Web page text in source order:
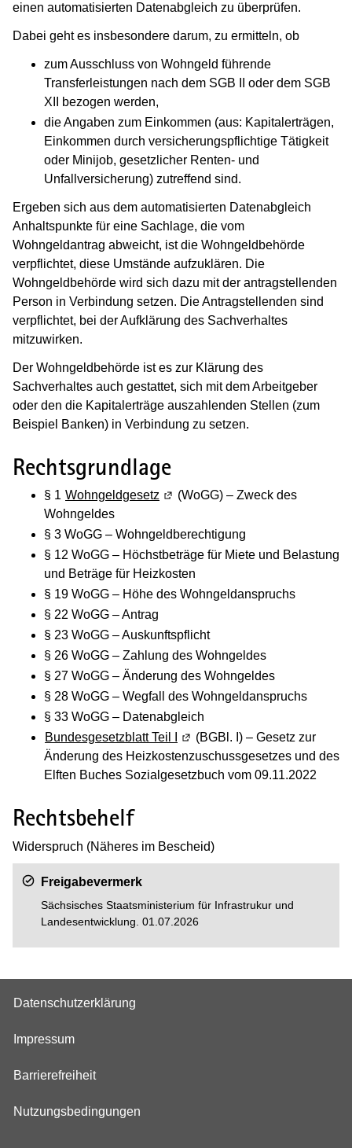
einen automatisierten Datenabgleich zu überprüfen.
Dabei geht es insbesondere darum, zu ermitteln, ob
zum Ausschluss von Wohngeld führende
Transferleistungen nach dem SGB II oder dem SGB
XII bezogen werden,
die Angaben zum Einkommen (aus: Kapitalerträgen,
Einkommen durch versicherungspflichtige Tätigkeit
oder Minijob, gesetzlicher Renten- und
Unfallversicherung) zutreffend sind.
Ergeben sich aus dem automatisierten Datenabgleich
Anhaltspunkte für eine Sachlage, die vom
Wohngeldantrag abweicht, ist die Wohngeldbehörde
verpflichtet, diese Umstände aufzuklären. Die
Wohngeldbehörde wird sich dazu mit der antragstellenden
Person in Verbindung setzen. Die Antragstellenden sind
verpflichtet, bei der Aufklärung des Sachverhaltes
mitzuwirken.
Der Wohngeldbehörde ist es zur Klärung des
Sachverhaltes auch gestattet, sich mit dem Arbeitgeber
oder den die Kapitalerträge auszahlenden Stellen (zum
Beispiel Banken) in Verbindung zu setzen.
Rechtsgrundlage
§ 1 Wohngeldgesetz (Wird in einem neuen Fenster
(WoGG) – Zweck des
Wohngeldes
§ 3 WoGG – Wohngeldberechtigung
§ 12 WoGG – Höchstbeträge für Miete und Belastung
und Beträge für Heizkosten
§ 19 WoGG – Höhe des Wohngeldanspruchs
§ 22 WoGG – Antrag
§ 23 WoGG – Auskunftspflicht
§ 26 WoGG – Zahlung des Wohngeldes
§ 27 WoGG – Änderung des Wohngeldes
§ 28 WoGG – Wegfall des Wohngeldanspruchs
§ 33 WoGG – Datenabgleich
Bundesgesetzblatt Teil I
(Wird in einem neuen Fenster
(BGBl. I) – Gesetz zur
Änderung des Heizkostenzuschussgesetzes und des
Elften Buches Sozialgesetzbuch vom 09.11.2022
Rechtsbehelf
Widerspruch (Näheres im Bescheid)
Freigabevermerk
Sächsisches Staatsministerium für Infrastrukur und
Landesentwicklung. 01.07.2026
Datenschutzerklärung
Impressum
Barrierefreiheit
Nutzungsbedingungen